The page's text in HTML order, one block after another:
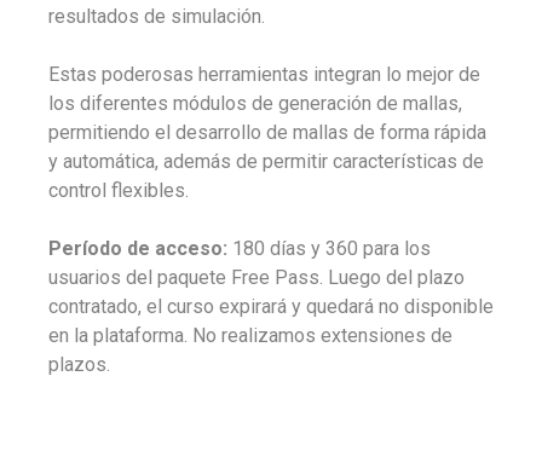
resultados de simulación.
Estas poderosas herramientas integran lo mejor de
los diferentes módulos de generación de mallas,
permitiendo el desarrollo de mallas de forma rápida
y automática, además de permitir características de
control flexibles.
Período de acceso: 180 días y 360 para los
usuarios del paquete Free Pass. Luego del plazo
contratado, el curso expirará y quedará no disponible
en la plataforma. No realizamos extensiones de
plazos.